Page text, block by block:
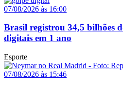
07/08/2026 às 16:00
Brasil registrou 34,5 bilhões
digitais em 1 ano
Esporte
07/08/2026 às 15:46